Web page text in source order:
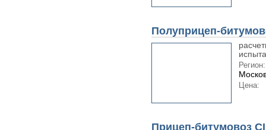
Полуприцеп-
Регион:
Цена:
Прицеп-битумовоз